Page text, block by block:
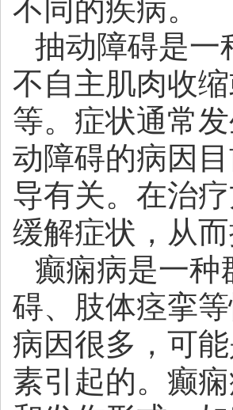
不同的疾病。
抽动障碍是一
不自主肌肉收
等。症状通常
动障碍的病因
导有关。在治
缓解症状，从
癫痫病是一种
碍、肢体痉挛
病因很多，可
素引起的。癫